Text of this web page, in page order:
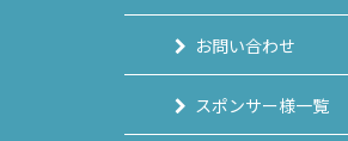
お問い合わせ
スポンサー様一覧